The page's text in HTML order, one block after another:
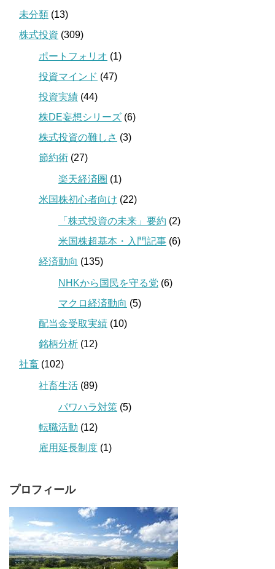
未分類 (13)
株式投資 (309)
ポートフォリオ (1)
投資マインド (47)
投資実績 (44)
株DE妄想シリーズ (6)
株式投資の難しさ (3)
節約術 (27)
楽天経済圏 (1)
米国株初心者向け (22)
「株式投資の未来」要約 (2)
米国株超基本・入門記事 (6)
経済動向 (135)
NHKから国民を守る党 (6)
マクロ経済動向 (5)
配当金受取実績 (10)
銘柄分析 (12)
社畜 (102)
社畜生活 (89)
パワハラ対策 (5)
転職活動 (12)
雇用延長制度 (1)
プロフィール